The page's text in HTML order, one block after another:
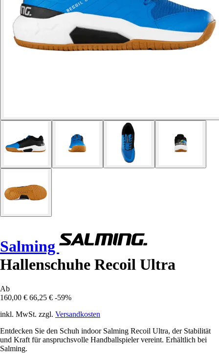
Salming
Hallenschuhe Recoil Ultra
Ab
160,00 € 66,25 € -59%
inkl. MwSt. zzgl. Versandkosten
Entdecken Sie den Schuh indoor Salming Recoil Ultra, der Stabilität
und Kraft für anspruchsvolle Handballspieler vereint. Erhältlich bei
Salming.